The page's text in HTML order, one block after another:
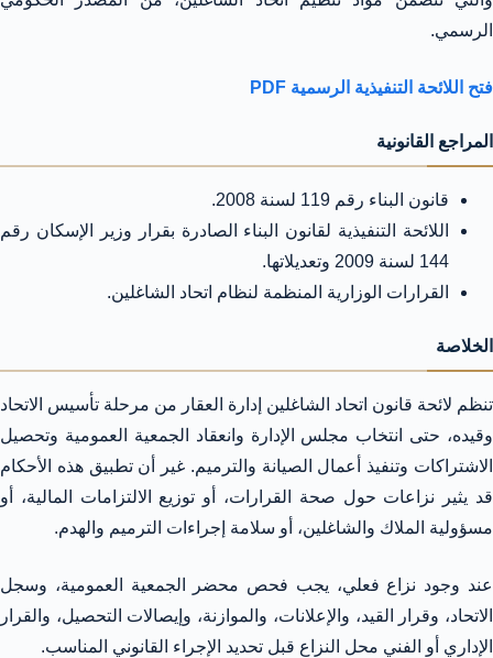
الرسمي.
فتح اللائحة التنفيذية الرسمية PDF
المراجع القانونية
قانون البناء رقم 119 لسنة 2008.
اللائحة التنفيذية لقانون البناء الصادرة بقرار وزير الإسكان رقم
144 لسنة 2009 وتعديلاتها.
القرارات الوزارية المنظمة لنظام اتحاد الشاغلين.
الخلاصة
تنظم لائحة قانون اتحاد الشاغلين إدارة العقار من مرحلة تأسيس الاتحاد
وقيده، حتى انتخاب مجلس الإدارة وانعقاد الجمعية العمومية وتحصيل
الاشتراكات وتنفيذ أعمال الصيانة والترميم. غير أن تطبيق هذه الأحكام
قد يثير نزاعات حول صحة القرارات، أو توزيع الالتزامات المالية، أو
مسؤولية الملاك والشاغلين، أو سلامة إجراءات الترميم والهدم.
عند وجود نزاع فعلي، يجب فحص محضر الجمعية العمومية، وسجل
الاتحاد، وقرار القيد، والإعلانات، والموازنة، وإيصالات التحصيل، والقرار
الإداري أو الفني محل النزاع قبل تحديد الإجراء القانوني المناسب.